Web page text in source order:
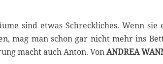
sind etwas Schreckliches. Wenn sie
mag man schon gar nicht mehr ins
macht auch Anton. VonANDREA